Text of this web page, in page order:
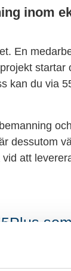
inom
En
startar
kan du via
dessutom
att
som
med